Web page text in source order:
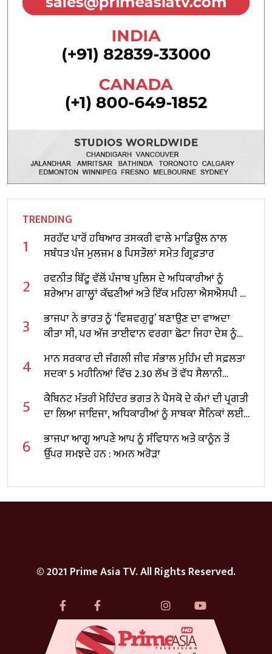
TRENDING
1
ਸਰਹੱਦ ਪਾਰੋਂ ਹਥਿਆਰ ਤਸਕਰੀ ਵਾਲੇ ਮਾਡਿਊਲ ਨਾਲ
ਸਬੰਧਤ ਪੰਜ ਮੁਲਜ਼ਮ 8 ਪਿਸਤੌਲਾਂ ਸਮੇਤ ਗ੍ਰਿਫ਼ਤਾਰ
2
ਰਵਨੀਤ ਬਿੱਟੂ ਵੱਲੋਂ ਪੰਜਾਬ ਪੁਲਿਸ ਦੇ ਅਧਿਕਾਰੀਆਂ ਨੂੰ
ਸ਼ਰੇਆਮ ਗਾਲ੍ਹਾਂ ਕੱਢਣੀਆਂ ਅਤੇ ਇੱਕ ਮਹਿਲਾ ਐਸਐਸਪੀ ਨੂੰ
ਧਮਕਾਉਣਾ ਬੇਹੱਦ ਨਿੰਦਣਯੋਗ : ਬਲਤੇਜ ਪੰਨੂ
3
ਭਾਜਪਾ ਨੇ ਭਾਰਤ ਨੂੰ ‘ਵਿਸ਼ਵਗੁਰੂ’ ਬਣਾਉਣ ਦਾ ਵਾਅਦਾ
ਕੀਤਾ ਸੀ, ਪਰ ਅੱਜ ਤਾਈਵਾਨ ਵਰਗਾ ਛੋਟਾ ਜਿਹਾ ਦੇਸ਼ ਨੂੰ
ਪਿੱਛੇ ਛੱਡ ਗਿਆ ਹੈ : ਚੀਮਾ
4
ਮਾਨ ਸਰਕਾਰ ਦੀ ਜੰਗਲੀ ਜੀਵ ਸੰਭਾਲ ਮੁਹਿੰਮ ਦੀ ਸਫ਼ਲਤਾ
ਸਦਕਾ 5 ਮਹੀਨਿਆਂ ਵਿੱਚ 2.30 ਲੱਖ ਤੋਂ ਵੱਧ ਸੈਲਾਨੀ
ਛੱਤਬੀੜ ਚਿੜੀਆਘਰ ਪਹੁੰਚੇ: ਕਟਾਰੂਚੱਕ
5
ਕੈਬਿਨਟ ਮੰਤਰੀ ਮੋਹਿੰਦਰ ਭਗਤ ਨੇ ਪੈਸਕੋ ਦੇ ਕੰਮਾਂ ਦੀ ਪ੍ਰਗਤੀ
ਦਾ ਲਿਆ ਜਾਇਜਾ, ਅਧਿਕਾਰੀਆਂ ਨੂੰ ਸਾਬਕਾ ਸੈਨਿਕਾਂ ਲਈ
ਰੁਜ਼ਗਾਰ ਦੇ ਬਿਹਤਰ ਮੌਕੇ ਪ੍ਰਦਾਨ ਕਰਨ ਦੇ ਦਿੱਤੇ ਨਿਰਦੇਸ਼
6
ਭਾਜਪਾ ਆਗੂ ਆਪਣੇ ਆਪ ਨੂੰ ਸੰਵਿਧਾਨ ਅਤੇ ਕਾਨੂੰਨ ਤੋਂ
ਉੱਪਰ ਸਮਝਦੇ ਹਨ : ਅਮਨ ਅਰੋੜਾ
© 2021 Prime Asia TV. All Rights Reserved.